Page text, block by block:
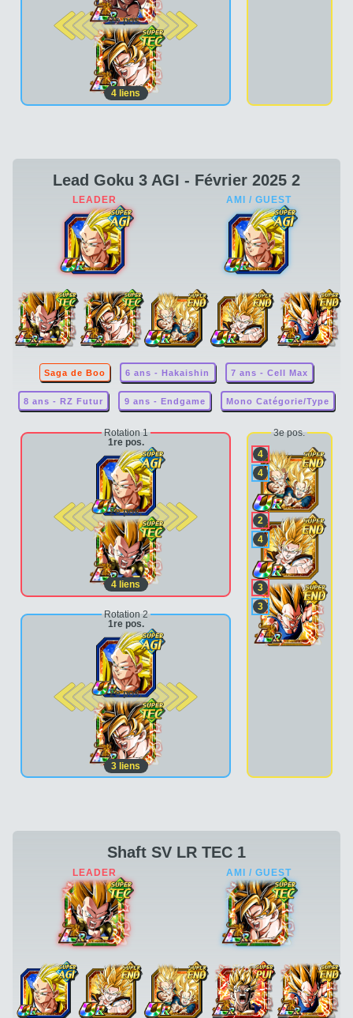
2e pos.
4 liens
Lead Goku 3 AGI - Février 2025 2
Saga de Boo 6 ans - Hakaishin 7 ans - Cell Max
8 ans - RZ Futur 9 ans - Endgame Mono Catégorie/Type
Rotation 1
1re pos.
2e pos.
4 liens
Rotation 2
1re pos.
2e pos.
3 liens
3e pos.
4
4
2
4
3
3
Shaft SV LR TEC 1